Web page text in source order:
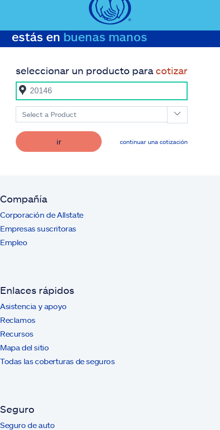
estás en buenas manos
seleccionar un producto para cotizar
Select a Product
ir continuar una cotización
Compañía
Corporación de Allstate
Empresas suscritoras
Empleo
Enlaces rápidos
Asistencia y apoyo
Reclamos
Recursos
Mapa del sitio
Todas las coberturas de seguros
Seguro
Seguro de auto